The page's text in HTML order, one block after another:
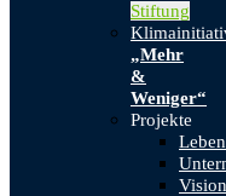
Stiftung
„Mehr
&
Weniger“
Projekte